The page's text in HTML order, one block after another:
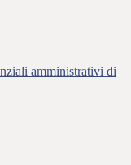
amministrativi di